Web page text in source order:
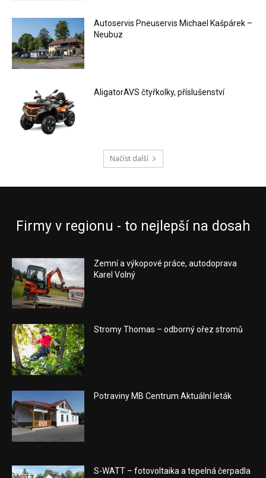
Autoservis Pneuservis Michael Kašpárek –
Neubuz
AligatorAVS čtyřkolky, příslušenství
Načíst další
Firmy v regionu - to nejlepší na dosah
Zemní a výkopové práce, autodoprava
Karel Volný
Stromy Thomas – odborný ořez stromů
Potraviny MB Centrum Aktuální leták
S-WATT – fotovoltaika a tepelná čerpadla